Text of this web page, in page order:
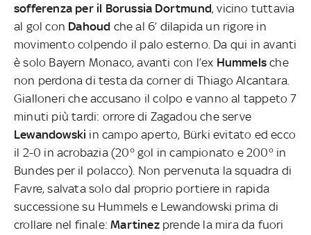
sofferenza per il Borussia Dortmund, vicino tuttavia
al gol con Dahoud che al 6’ dilapida un rigore in
movimento colpendo il palo esterno. Da qui in avanti
è solo Bayern Monaco, avanti con l’ex Hummels che
non perdona di testa da corner di Thiago Alcantara.
Gialloneri che accusano il colpo e vanno al tappeto 7
minuti più tardi: orrore di Zagadou che serve
Lewandowski in campo aperto, Bürki evitato ed ecco
il 2-0 in acrobazia (20° gol in campionato e 200° in
Bundes per il polacco). Non pervenuta la squadra di
Favre, salvata solo dal proprio portiere in rapida
successione su Hummels e Lewandowski prima di
crollare nel finale:Martinez prende la mira da fuori